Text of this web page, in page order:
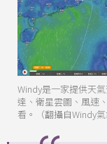
Windy是一家提供天
達、衛星雲圖、風速
看。（翻攝自Windy氣